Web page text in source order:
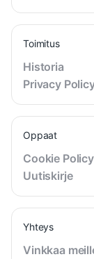
Toimitus
Historia
Privacy
Oppaat
Cookie Policy
Uutiskirje
Yhteys
Vinkkaa